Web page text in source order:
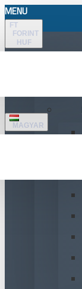
MENU
FT
FORINT
HUF
MAGYAR